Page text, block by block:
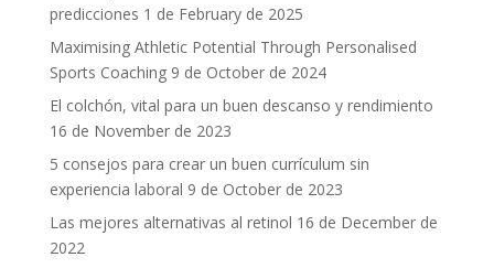
predicciones 1 de February de 2025
Maximising Athletic Potential Through Personalised
Sports Coaching 9 de October de 2024
El colchón, vital para un buen descanso y rendimiento
16 de November de 2023
5 consejos para crear un buen currículum sin
experiencia laboral 9 de October de 2023
Las mejores alternativas al retinol 16 de December de
2022